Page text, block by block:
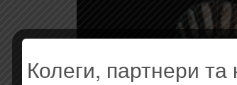
Колеги, партнери та